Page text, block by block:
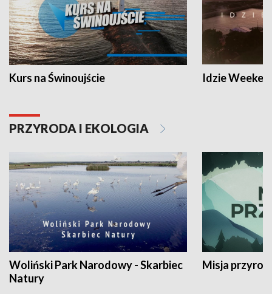
Kurs na Świnoujście Idzie
PRZYRODA I EKOLOGIA
Woliński Park Narodowy - Skarbiec
Natury
Misja